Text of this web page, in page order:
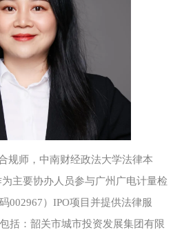
规师，中南财经政法大学法律本
主要协办人员参与广州广电计量检
002967）IPO项目并提供法律服
括：韶关市城市投资发展集团有限